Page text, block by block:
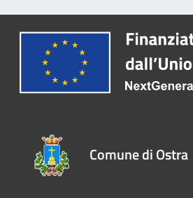
Comune di Ostra